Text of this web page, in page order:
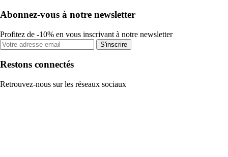
Abonnez-vous à notre newsletter
Profitez de -10% en vous inscrivant à notre newsletter
S'inscrire
Restons connectés
Retrouvez-nous sur les réseaux sociaux